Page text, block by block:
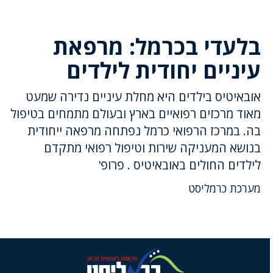
בלעדי בכרמל: מרפאת
עיניים יחודית לילדים
אובאיטיס בילדים היא מחלת עיניים נדירה שמעט
מאוד מרכזים רפואיים בארץ ובעולם מתמחים בטיפול
בה. במרכז הרפואי כרמל נפתחה מרפאה ייחודית
בנושא המעניקה שירות וטיפול רפואי מתקדם
לילדים החולים באובאיטיס . פרופ'
מערכת כרמליסט